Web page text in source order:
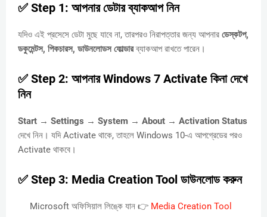
✅ Step 1: আপনার ডেটার ব্যাকআপ নিন
যদিও এই প্রসেসে ডেটা মুছে যাবে না, তারপরও নিরাপত্তার জন্য আপনার ডেস্কটপ,
ডকুমেন্টস, পিকচারস, ডাউনলোডস ফোল্ডারব্যাকআপ রাখতে পারেন।
✅ Step 2: আপনার Windows 7 Activate কিনা দেখে
নিন
Start → Settings → System → About → Activation Status
দেখে নিন। যদি Activate থাকে, তাহলে Windows 10-এ আপগ্রেডের পরও
Activate থাকবে।
✅ Step 3: Media Creation Tool ডাউনলোড করুন
Microsoft অফিসিয়াল লিঙ্কে যান 👉 Media Creation Tool